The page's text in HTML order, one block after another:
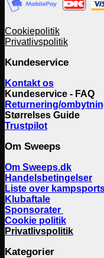
Cookiepolitik
Privatlivspolitik
Kundeservice
Kontakt os
Kundeservice - FAQ
Returnering/
Størrelses Guide
Trustpilot
Om Sweeps
Om Sweeps.dk
Handelsbetingelser
Liste over
Klubaftale
Sponsorater
Cookie politik
Privatlivspolitik
Kategorier